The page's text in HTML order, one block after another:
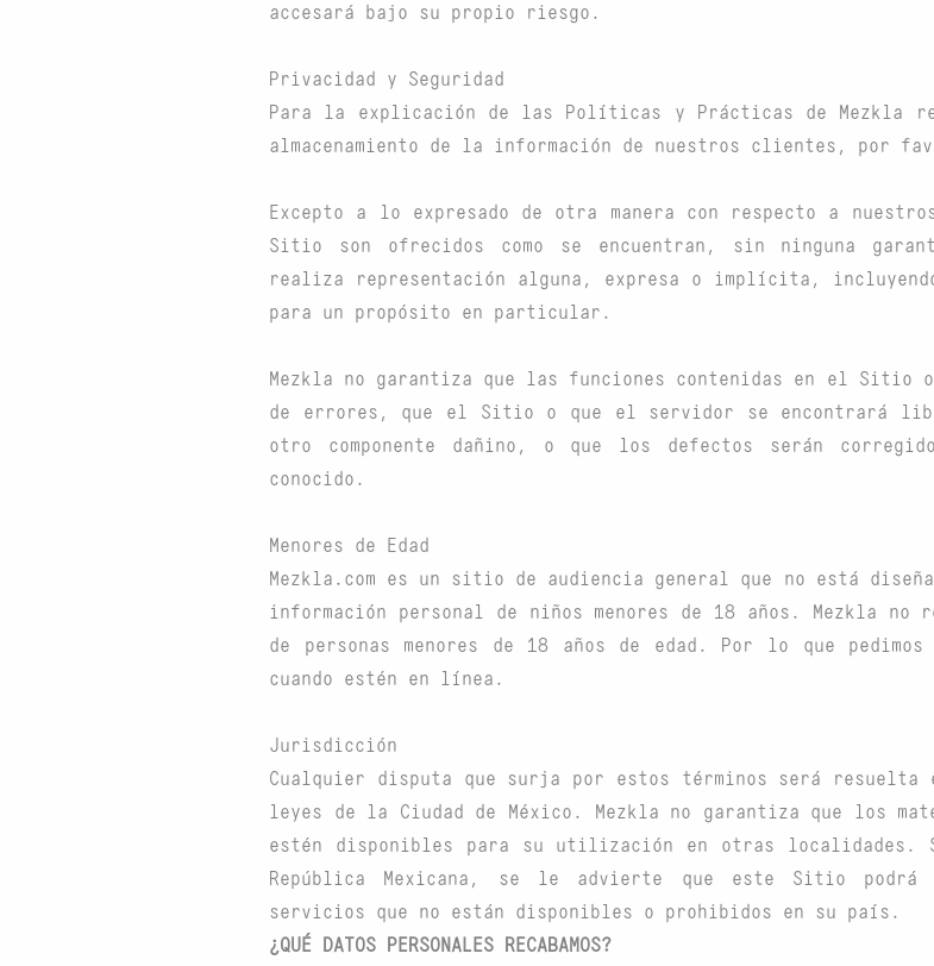
accesará bajo su propio riesgo.
Privacidad y Seguridad
Para la explicación de las Políticas y Prácticas de Mezkla
almacenamiento de la información de nuestros clientes, por
Excepto a lo expresado de otra manera con respecto a
Sitio son ofrecidos como se encuentran, sin ninguna
realiza representación alguna, expresa o implícita,
para un propósito en particular.
Mezkla no garantiza que las funciones contenidas en el Sitio
de errores, que el Sitio o que el servidor se encontrará
otro componente dañino, o que los defectos serán
conocido.
Menores de Edad
Mezkla.com es un sitio de audiencia general que no está
información personal de niños menores de 18 años. Mezkla no
de personas menores de 18 años de edad. Por lo que
cuando estén en línea.
Jurisdicción
Cualquier disputa que surja por estos términos será
leyes de la Ciudad de México. Mezkla no garantiza que los
estén disponibles para su utilización en otras
República Mexicana, se le advierte que este Sitio podrá
servicios que no están disponibles o prohibidos en su país.
¿QUÉ DATOS PERSONALES RECABAMOS?